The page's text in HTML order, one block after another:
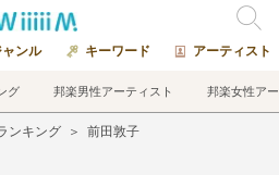
ャンル キーワード アーティスト
グ 邦楽男性アーティスト 邦楽女性ア
ンキング ＞ 前田敦子